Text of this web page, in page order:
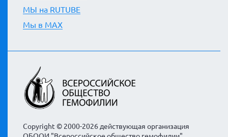
МЫ на RUTUBE
Мы в MAX
Copyright © 2000-2026 действующая организация